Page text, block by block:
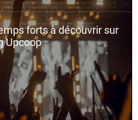
forts à découvrir sur
Upcoop